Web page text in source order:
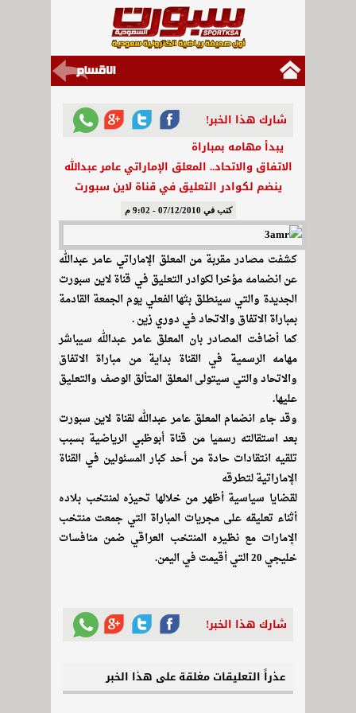
شارك هذا الخبر!
يبدأ مهامه بمباراة
الاتفاق والاتحاد.. المعلق الإماراتي عامر عبدالله
ينضم لكوادر التعليق في قناة لاين سبورت
كتب في 07/12/2010 - 9:02 م
كشفت مصادر مقربة من المعلق الإماراتي عامر عبدالله
عن انضمامه مؤخرا لكوادر التعليق في قناة لاين سبورت
الجديدة والتي سينطلق بثها الفعلي يوم الجمعة القادمة
بمباراة الاتفاق والاتحاد في دوري زين .
كما أضافت المصادر بان المعلق عامر عبدالله سيباشر
مهامه الرسمية في القناة بداية من مباراة الاتفاق
والاتحاد والتي سيتولى المعلق المتألق الوصف والتعليق
عليها.
وقد جاء انضمام المعلق عامر عبدالله لقناة لاين سبورت
بعد استقالته رسميا من قناة أبوظبي الرياضية بسبب
تلقيه انتقادات حادة من أحد كبار المسئولين في القناة
الإماراتية لتطرقه
لقضايا سياسية أظهر من خلالها تحيزه لمنتخب بلاده
أثناء تعليقه على مجريات المباراة التي جمعت منتخب
الإمارات مع نظيره المنتخب العراقي ضمن منافسات
خليجي 20 التي أقيمت في اليمن.
شارك هذا الخبر!
عذراً التعليقات مغلقة على هذا الخبر